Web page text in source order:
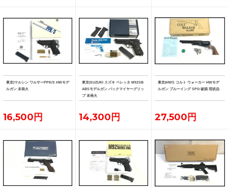
東京)マルシン ワルサーPPK/S HWモデ
ルガン 未発火
16,500円
東京)SUZUKI スズキ ベレッタ M92SB
ABSモデルガン パックマイヤーグリッ
プ 未発火
14,300円
東京)HWS コルト ウォーカー HWモデ
ルガン ブルーイング SPG 破損 現状品
27,500円